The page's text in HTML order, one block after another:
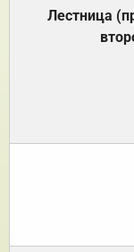
Лестница